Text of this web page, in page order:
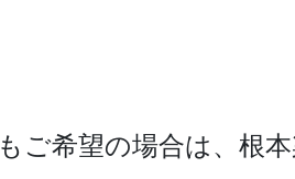
ご希望の場合は、根